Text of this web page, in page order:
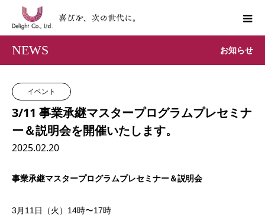
NEWS お知らせ
イベント
3/11 事業承継マスタープログラムプレセミナ
ー＆説明会を開催いたします。
2025.02.20
事業承継マスタープログラムプレセミナー＆説明会
3月11日（火）14時〜17時